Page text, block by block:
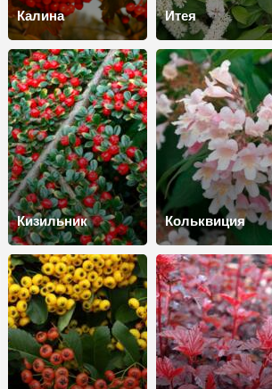
Калина Итея
Кизильник Кольквиция